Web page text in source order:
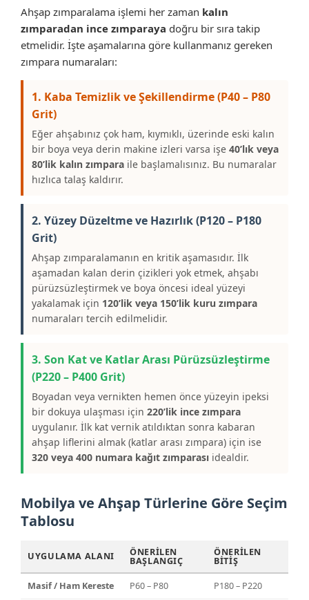
Ahşap zımparalama işlemi her zaman kalın
zımparadan ince zımparaya doğru bir sıra takip
etmelidir. İşte aşamalarına göre kullanmanız gereken
zımpara numaraları:
1. Kaba Temizlik ve Şekillendirme (P40 – P80
Grit)
Eğer ahşabınız çok ham, kıymıklı, üzerinde eski kalın
bir boya veya derin makine izleri varsa işe 40’lık veya
80’lik kalın zımpara ile başlamalısınız. Bu numaralar
hızlıca talaş kaldırır.
2. Yüzey Düzeltme ve Hazırlık (P120 – P180
Grit)
Ahşap zımparalamanın en kritik aşamasıdır. İlk
aşamadan kalan derin çizikleri yok etmek, ahşabı
pürüzsüzleştirmek ve boya öncesi ideal yüzeyi
yakalamak için 120’lik veya 150’lik kuru zımpara
numaraları tercih edilmelidir.
3. Son Kat ve Katlar Arası Pürüzsüzleştirme
(P220 – P400 Grit)
Boyadan veya vernikten hemen önce yüzeyin ipeksi
bir dokuya ulaşması için 220’lik ince zımpara
uygulanır. İlk kat vernik atıldıktan sonra kabaran
ahşap liflerini almak (katlar arası zımpara) için ise
320 veya 400 numara kağıt zımparası idealdir.
Mobilya ve Ahşap Türlerine Göre Seçim
Tablosu
UYGULAMA ALANI ÖNERILEN
BAŞLANGIÇ
ÖNERILEN
BITIŞ
Masif / Ham Kereste P60 – P80 P180 – P220